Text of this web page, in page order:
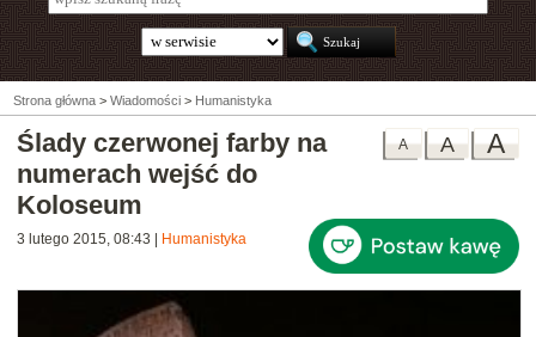
Strona główna > Wiadomości > Humanistyka
A
A
A
Ślady czerwonej farby na
numerach wejść do
Koloseum
3 lutego 2015, 08:43 Humanistyka